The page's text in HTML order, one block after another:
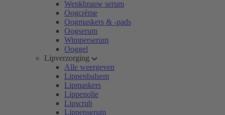
Wenkbrauw serum
Oogcrème
Oogmaskers & -pads
Oogserum
Wimperserum
Ooggel
Lipverzorging
Alle weergeven
Lippenbalsem
Lipmaskers
Lippenolie
Lipscrub
Lippenserum